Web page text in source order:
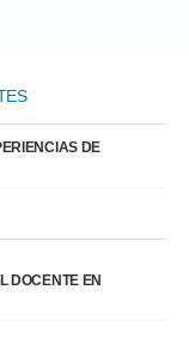
DE
DOCENTE EN